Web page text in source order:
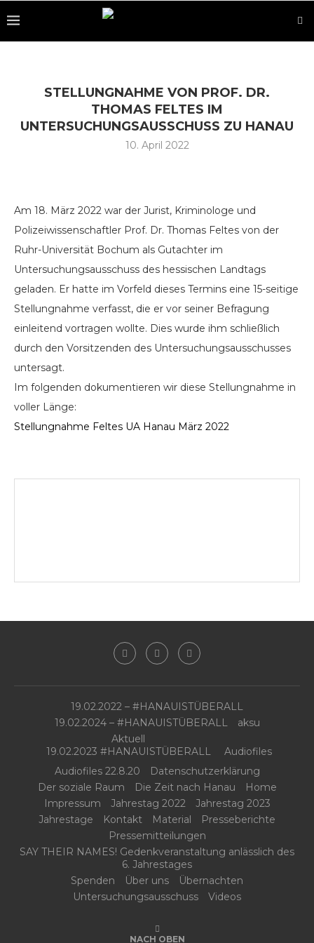
STELLUNGNAHME VON PROF. DR.
THOMAS FELTES IM
UNTERSUCHUNGSAUSSCHUSS ZU HANAU
10. April 2022
Am 18. März 2022 war der Jurist, Kriminologe und
Polizeiwissenschaftler Prof. Dr. Thomas Feltes von der
Ruhr-Universität Bochum als Gutachter im
Untersuchungsausschuss des hessischen Landtags
geladen. Er hatte im Vorfeld dieses Termins eine 15-seitige
Stellungnahme verfasst, die er vor seiner Befragung
einleitend vortragen wollte. Dies wurde ihm schließlich
durch den Vorsitzenden des Untersuchungsausschusses
untersagt.
Im folgenden dokumentieren wir diese Stellungnahme in
voller Länge:
Stellungnahme Feltes UA Hanau März 2022
19.02.2022 – #HANAUISTÜBERALL
19.02.2024 – #HANAUISTÜBERALL
aksu
Aktuell
19.02.2023 #HANAUISTÜBERALL
Audiofiles
Audiofiles 22.8.20
Datenschutzerklärung
Der soziale Raum
Die Zeit nach Hanau
Home
Impressum
Jahrestag 2022
Jahrestag 2023
Jahrestage
Kontakt Material
Presseberichte
Pressemitteilungen
SAY THEIR NAMES! Gedenkveranstaltung anlässlich des
6. Jahrestages
Spenden
Über uns
Übernachten
Untersuchungsausschuss
Videos
NACH OBEN